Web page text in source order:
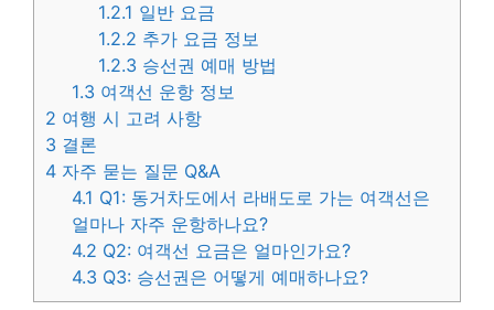
1.2.1 일반 요금
1.2.2 추가 요금 정보
1.2.3 승선권 예매 방법
1.3 여객선 운항 정보
2 여행 시 고려 사항
3 결론
4 자주 묻는 질문 Q&A
4.1 Q1: 동거차도에서 라배도로 가는 여객선은
얼마나 자주 운항하나요?
4.2 Q2: 여객선 요금은 얼마인가요?
4.3 Q3: 승선권은 어떻게 예매하나요?